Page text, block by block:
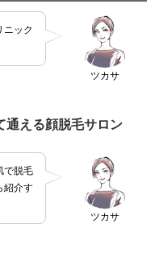
ツカサ
ニック
通える顔脱毛サロン
ツカサ
で脱毛
紹介す